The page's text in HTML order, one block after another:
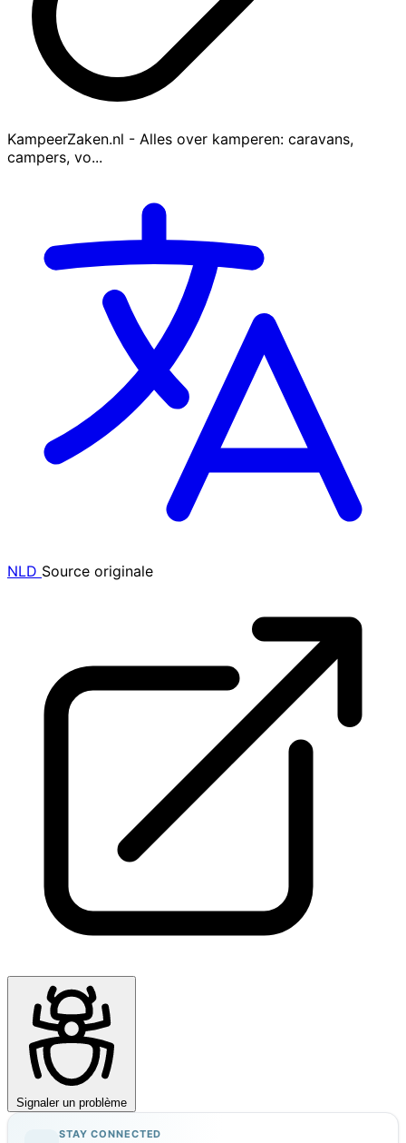
KampeerZaken.nl - Alles over kamperen: caravans,
campers, vo...
NLD Source originale
Signaler un problème
STAY CONNECTED